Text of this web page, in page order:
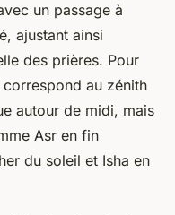
un passage à
ajustant ainsi
des prières. Pour
au zénith
autour de midi, mais
Asr en fin
du soleil et Isha en